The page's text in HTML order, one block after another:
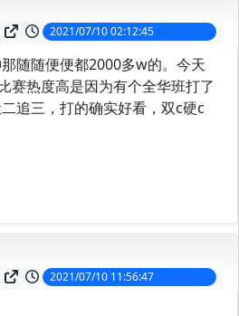
2021/07/10 02:12:45
随随便便都2000多w的。今天
赛热度高是因为有个全华班打了
追三，打的确实好看，双c硬c
2021/07/10 11:56:47